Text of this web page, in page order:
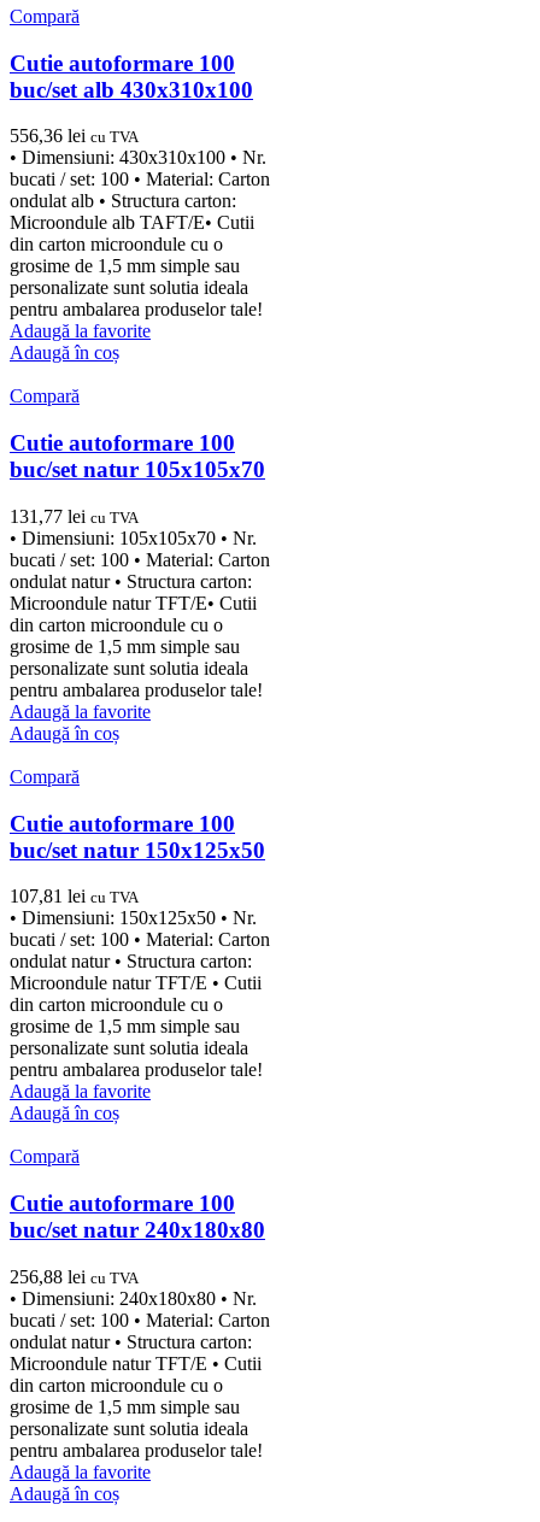
Compară
Cutie autoformare 100
buc/set alb 430x310x100
556,36 lei cu TVA
• Dimensiuni: 430x310x100 • Nr.
bucati / set: 100 • Material: Carton
ondulat alb • Structura carton:
Microondule alb TAFT/E• Cutii
din carton microondule cu o
grosime de 1,5 mm simple sau
personalizate sunt solutia ideala
pentru ambalarea produselor tale!
Adaugă la favorite
Adaugă în coș
Compară
Cutie autoformare 100
buc/set natur 105x105x70
131,77 lei cu TVA
• Dimensiuni: 105x105x70 • Nr.
bucati / set: 100 • Material: Carton
ondulat natur • Structura carton:
Microondule natur TFT/E• Cutii
din carton microondule cu o
grosime de 1,5 mm simple sau
personalizate sunt solutia ideala
pentru ambalarea produselor tale!
Adaugă la favorite
Adaugă în coș
Compară
Cutie autoformare 100
buc/set natur 150x125x50
107,81 lei cu TVA
• Dimensiuni: 150x125x50 • Nr.
bucati / set: 100 • Material: Carton
ondulat natur • Structura carton:
Microondule natur TFT/E • Cutii
din carton microondule cu o
grosime de 1,5 mm simple sau
personalizate sunt solutia ideala
pentru ambalarea produselor tale!
Adaugă la favorite
Adaugă în coș
Compară
Cutie autoformare 100
buc/set natur 240x180x80
256,88 lei cu TVA
• Dimensiuni: 240x180x80 • Nr.
bucati / set: 100 • Material: Carton
ondulat natur • Structura carton:
Microondule natur TFT/E • Cutii
din carton microondule cu o
grosime de 1,5 mm simple sau
personalizate sunt solutia ideala
pentru ambalarea produselor tale!
Adaugă la favorite
Adaugă în coș